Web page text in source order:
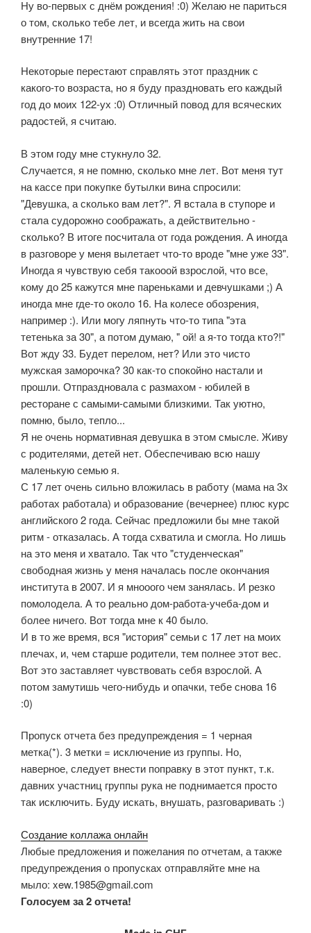
Ну во-первых с днём рождения! :0) Желаю не париться
о том, сколько тебе лет, и всегда жить на свои
внутренние 17!
Некоторые перестают справлять этот праздник с
какого-то возраста, но я буду праздновать его каждый
год до моих 122-ух :0) Отличный повод для всяческих
радостей, я считаю.
В этом году мне стукнуло 32.
Случается, я не помню, сколько мне лет. Вот меня тут
на кассе при покупке бутылки вина спросили:
"Девушка, а сколько вам лет?". Я встала в ступоре и
стала судорожно соображать, а действительно -
сколько? В итоге посчитала от года рождения. А иногда
в разговоре у меня вылетает что-то вроде "мне уже 33".
Иногда я чувствую себя такооой взрослой, что все,
кому до 25 кажутся мне пареньками и девчушками ;) А
иногда мне где-то около 16. На колесе обозрения,
например :). Или могу ляпнуть что-то типа "эта
тетенька за 30", а потом думаю, " ой! а я-то тогда кто?!"
Вот жду 33. Будет перелом, нет? Или это чисто
мужская заморочка? 30 как-то спокойно настали и
прошли. Отпраздновала с размахом - юбилей в
ресторане с самыми-самыми близкими. Так уютно,
помню, было, тепло...
Я не очень нормативная девушка в этом смысле. Живу
с родителями, детей нет. Обеспечиваю всю нашу
маленькую семью я.
С 17 лет очень сильно вложилась в работу (мама на 3х
работах работала) и образование (вечернее) плюс курс
английского 2 года. Сейчас предложили бы мне такой
ритм - отказалась. А тогда схватила и смогла. Но лишь
на это меня и хватало. Так что "студенческая"
свободная жизнь у меня началась после окончания
института в 2007. И я мнооого чем занялась. И резко
помолодела. А то реально дом-работа-учеба-дом и
более ничего. Вот тогда мне к 40 было.
И в то же время, вся "история" семьи с 17 лет на моих
плечах, и, чем старше родители, тем полнее этот вес.
Вот это заставляет чувствовать себя взрослой. А
потом замутишь чего-нибудь и опачки, тебе снова 16
:0)
Пропуск отчета без предупреждения = 1 черная
метка(*). 3 метки = исключение из группы. Но,
наверное, следует внести поправку в этот пункт, т.к.
давних участниц группы рука не поднимается просто
так исключить. Буду искать, внушать, разговаривать :)
Создание коллажа онлайн
Любые предложения и пожелания по отчетам, а также
предупреждения о пропусках отправляйте мне на
мыло: xew.1985@gmail.com
Голосуем за 2 отчета!